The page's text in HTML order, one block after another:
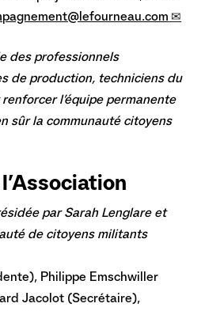
des professionnels
de production, techniciens du
l’équipe permanente
sûr la communauté citoyens
par Sarah Lenglare et
de citoyens militants
Philippe Emschwiller
Jacolot (Secrétaire),